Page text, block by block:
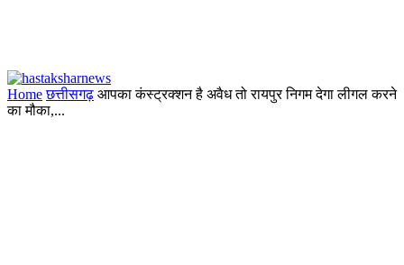
Home छत्तीसगढ़ आपका कंस्ट्रक्शन है अवैध तो रायपुर निगम देगा लीगल करने
का मौका,...